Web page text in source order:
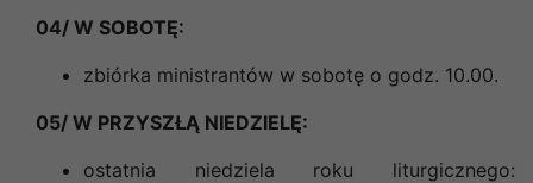
04/ W SOBOTĘ:
zbiórka ministrantów w sobotę o godz. 10.00.
05/ W PRZYSZŁĄ NIEDZIELĘ:
ostatnia niedziela roku liturgicznego: